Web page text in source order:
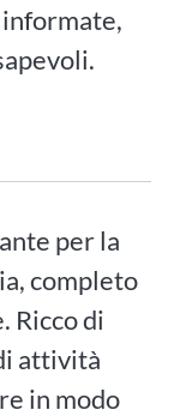
per la
completo
Ricco di
attività
in modo